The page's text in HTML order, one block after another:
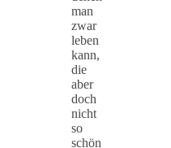
man
zwar
leben
kann,
die
aber
doch
nicht
so
schön